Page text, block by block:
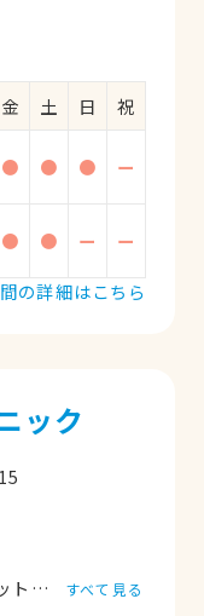
金 土 日
祝
● ● ● ー
● ● ー
ー
の詳細はこちら
ック
ト うさぎ
すべて見る